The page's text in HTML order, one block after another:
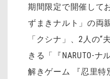
期間限定で開催して
ずまきナルト」の両
「クシナ」、2人の“
きる「『NARUTO-ナ
解きゲーム 『忍里特